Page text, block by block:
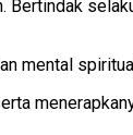
mental